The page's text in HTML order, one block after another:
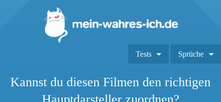
Tests Sprüche
Kannst du diesen Filmen den richtigen